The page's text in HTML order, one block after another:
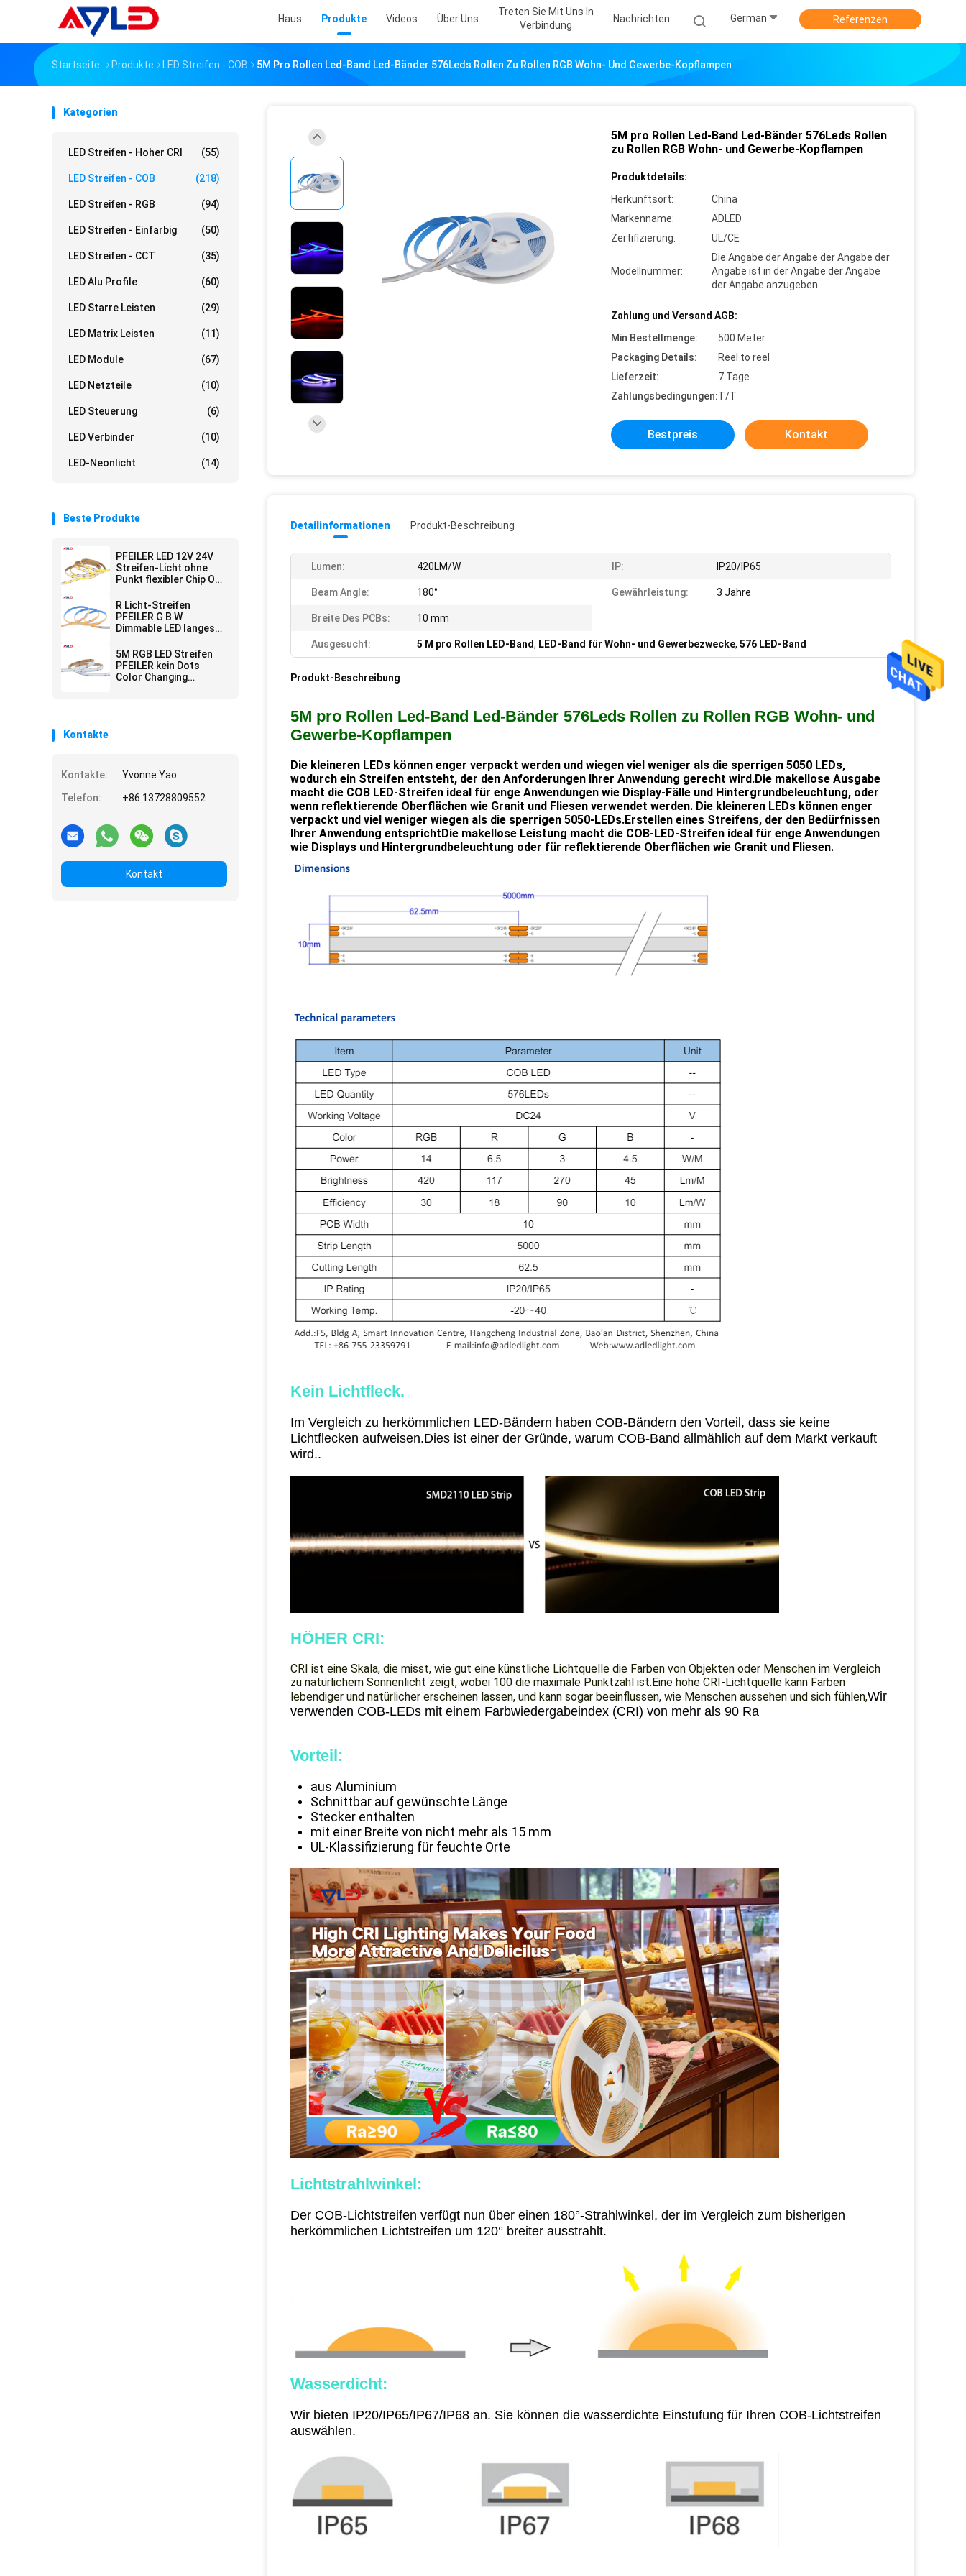
Haus Produkte Videos Über Uns
Treten Sie Mit Uns In
Verbindung
Nachrichten German Referenzen
Startseite Produkte LED Streifen - COB 5M Pro Rollen Led-Band Led-Bänder 576Leds Rollen Zu Rollen RGB Wohn- Und Gewerbe-Kopflampen
Kategorien
LED Streifen - Hoher CRI (55)
LED Streifen - COB (218)
LED Streifen - RGB (94)
LED Streifen - Einfarbig (50)
LED Streifen - CCT (35)
LED Alu Profile (60)
LED Starre Leisten (29)
LED Matrix Leisten (11)
LED Module (67)
LED Netzteile (10)
LED Steuerung (6)
LED Verbinder (10)
LED-Neonlicht (14)
Beste Produkte
PFEILER LED 12V 24V
Streifen-Licht ohne
Punkt flexibler Chip On
R Licht-Streifen
PFEILER G B W
Dimmable LED langes
Decke
5M RGB LED Streifen
PFEILER kein Dots
Color Changing
Kontakte
Kontakte:
Yvonne Yao
Telefon:
+86 13728809552
Kontakt
5M pro Rollen Led-Band Led-Bänder 576Leds Rollen
zu Rollen RGB Wohn- und Gewerbe-Kopflampen
Produktdetails:
Herkunftsort:
China
Markenname:
ADLED
Zertifizierung:
UL/CE
Modellnummer:
Die Angabe der Angabe der Angabe der
Angabe ist in der Angabe der Angabe
der Angabe anzugeben.
Zahlung und Versand AGB:
Min Bestellmenge:
500 Meter
Packaging Details:
Reel to reel
Lieferzeit:
7 Tage
Zahlungsbedingungen:T/T
Bestpreis Kontakt
Detailinformationen Produkt-Beschreibung
Lumen: 420LM/W IP: IP20/IP65
Beam Angle: 180° Gewährleistung: 3 Jahre
Breite Des PCBs: 10 mm
Ausgesucht: 5 M pro Rollen LED-Band, LED-Band für Wohn- und Gewerbezwecke, 576 LED-Band
Produkt-Beschreibung
5M pro Rollen Led-Band Led-Bänder 576Leds Rollen zu Rollen RGB Wohn- und
Gewerbe-Kopflampen
Die kleineren LEDs können enger verpackt werden und wiegen viel weniger als die sperrigen 5050 LEDs,
wodurch ein Streifen entsteht, der den Anforderungen Ihrer Anwendung gerecht wird.Die makellose Ausgabe
macht die COB LED-Streifen ideal für enge Anwendungen wie Display-Fälle und Hintergrundbeleuchtung, oder
wenn reflektierende Oberflächen wie Granit und Fliesen verwendet werden. Die kleineren LEDs können enger
verpackt und viel weniger wiegen als die sperrigen 5050-LEDs.Erstellen eines Streifens, der den Bedürfnissen
Ihrer Anwendung entsprichtDie makellose Leistung macht die COB-LED-Streifen ideal für enge Anwendungen
wie Displays und Hintergrundbeleuchtung oder für reflektierende Oberflächen wie Granit und Fliesen.
Kein Lichtfleck.
Im Vergleich zu herkömmlichen LED-Bändern haben COB-Bändern den Vorteil, dass sie keine
Lichtflecken aufweisen.Dies ist einer der Gründe, warum COB-Band allmählich auf dem Markt verkauft
wird..
HÖHER CRI:
CRI ist eine Skala, die misst, wie gut eine künstliche Lichtquelle die Farben von Objekten oder Menschen im Vergleich
zu natürlichem Sonnenlicht zeigt, wobei 100 die maximale Punktzahl ist.Eine hohe CRI-Lichtquelle kann Farben
lebendiger und natürlicher erscheinen lassen, und kann sogar beeinflussen, wie Menschen aussehen und sich fühlen,Wir
verwenden COB-LEDs mit einem Farbwiedergabeindex (CRI) von mehr als 90 Ra
Vorteil:
aus Aluminium
Schnittbar auf gewünschte Länge
Stecker enthalten
mit einer Breite von nicht mehr als 15 mm
UL-Klassifizierung für feuchte Orte
Lichtstrahlwinkel:
Der COB-Lichtstreifen verfügt nun über einen 180°-Strahlwinkel, der im Vergleich zum bisherigen
herkömmlichen Lichtstreifen um 120° breiter ausstrahlt.
Wasserdicht:
Wir bieten IP20/IP65/IP67/IP68 an. Sie können die wasserdichte Einstufung für Ihren COB-Lichtstreifen
auswählen.